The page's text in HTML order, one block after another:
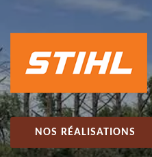
NOS RÉALISATIONS